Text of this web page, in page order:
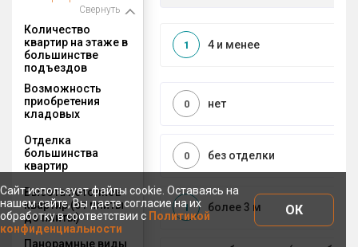
Свернуть
Количество
квартир на этаже в
большинстве
подъездов
4 и менее
1
Возможность
приобретения
кладовых
нет
0
Отделка
большинства
квартир
без отделки
0
Высота потолков
квартир (от плиты
до плиты)
более 3 м
1
Панорамные виды
Сайт использует файлы cookie. Оставаясь на
нашем сайте, Вы даете согласие на их
обработку в соответствии с Политикой
конфиденциальности
ОК